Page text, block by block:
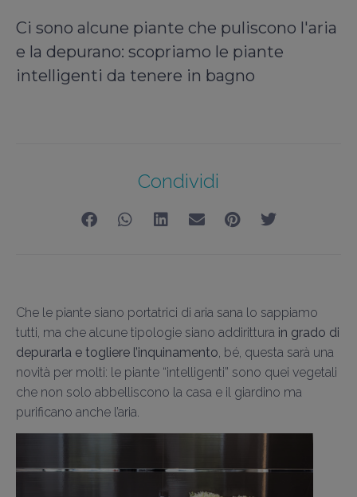
Ci sono alcune piante che puliscono l'aria
e la depurano: scopriamo le piante
intelligenti da tenere in bagno
Condividi
Che le piante siano portatrici di aria sana lo sappiamo
tutti, ma che alcune tipologie siano addirittura in grado di
depurarla e togliere l’inquinamento, bé, questa sarà una
novità per molti: le piante “intelligenti” sono quei vegetali
che non solo abbelliscono la casa e il giardino ma
purificano anche l’aria.